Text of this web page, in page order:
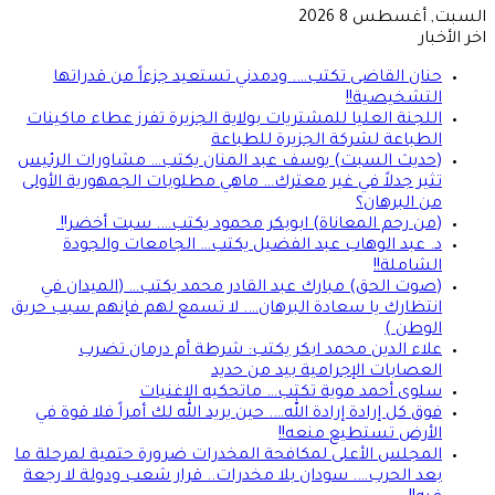
السبت, أغسطس 8 2026
اخر الأخبار
حنان القاضى تكتب…. ودمدني تستعيد جزءاً من قدراتها
التشخيصية!!
اللجنة العليا للمشتريات بولاية الجزيرة تفرز عطاء ماكينات
الطباعة لشركة الجزيرة للطباعة
(حديث السبت) يوسف عبد المنان يكتب… مشاورات الرئيس
تثير جدلاً في غير معترك… ماهي مطلوبات الجمهورية الأولى
من البرهان؟
(من رحم المعاناة) ابوبكر محمود يكتب…. سبت أخضر!!
د. عبد الوهاب عبد الفضيل يكتب… الجامعات والجودة
الشاملة!!
(صوت الحق) مبارك عبد القادر محمد يكتب… (الميدان في
انتظارك يا سعادة البرهان…. لا تسمع لهم فإنهم سبب حريق
الوطن )
علاء الدين محمد ابكر يكتب: شرطة أم درمان تضرب
العصابات الإجرامية بيد من حديد
سلوى أحمد موية تكتب… ماتحكيه الاغنيات
فوق كل إرادة إرادة الله…. حين يريد الله لك أمراً فلا قوة في
الأرض تستطيع منعه!!
المجلس الأعلى لمكافحة المخدرات ضرورة حتمية لمرحلة ما
بعد الحرب…. سودان بلا مخدرات.. قرار شعب ودولة لا رجعة